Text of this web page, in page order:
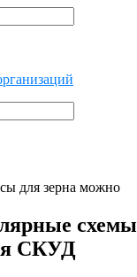
для зерна можно
схемы
СКУД